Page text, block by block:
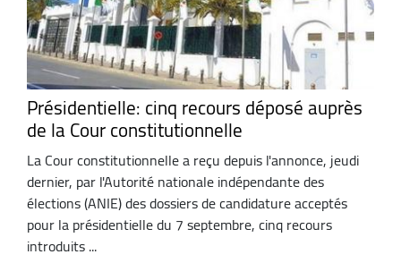
Présidentielle: cinq recours déposé auprès
de la Cour constitutionnelle
La Cour constitutionnelle a reçu depuis l'annonce, jeudi
dernier, par l'Autorité nationale indépendante des
élections (ANIE) des dossiers de candidature acceptés
pour la présidentielle du 7 septembre, cinq recours
introduits ...